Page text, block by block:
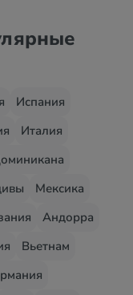
Испания
Италия
Мексика
Андорра
Вьетнам